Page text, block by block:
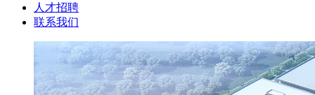
人才招聘
联系我们